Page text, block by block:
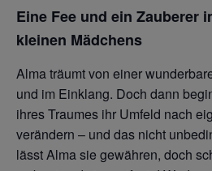
Eine Fee und ein Zauberer
kleinen Mädchens
Alma träumt von einer
und im Einklang. Doch dann
ihres Traumes ihr Umfeld nach
verändern – und das nicht
lässt Alma sie gewähren, doch